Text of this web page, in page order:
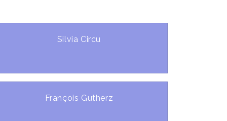
Silvia Circu
François Gutherz